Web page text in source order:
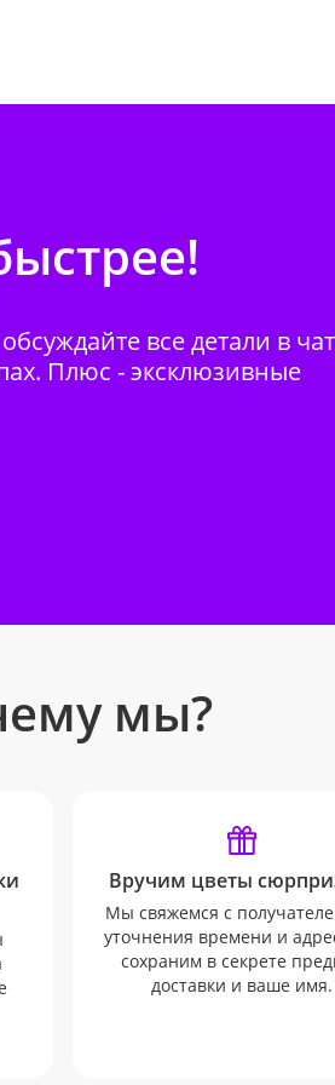
все детали в
Плюс - эксклюзивные
мы?
Вручим цветы
Мы свяжемся с
уточнения времени и
сохраним в секрете
доставки и ваше имя.